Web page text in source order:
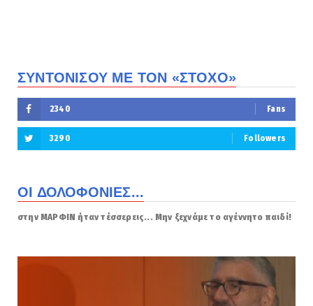
ΣΥΝΤΟΝΙΣΟΥ ΜΕ ΤΟΝ «ΣΤΟΧΟ»
2340 Fans
3290 Followers
ΟΙ ΔΟΛΟΦΟΝΙΕΣ...
στην ΜΑΡΦΙΝ ήταν τέσσερεις... Μην ξεχνάμε το αγέννητο παιδί!